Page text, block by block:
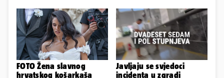
FOTO Žena slavnog
hrvatskog košarkaša
Javljaju se svjedoci
incidenta u zgradi